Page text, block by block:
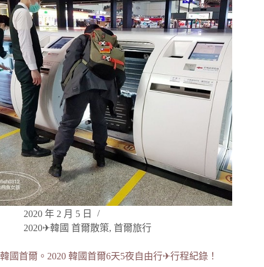
2020 年 2 月 5 日
2020✈韓國 首爾散策, 首爾旅行
韓國首爾。2020 韓國首爾6天5夜自由行✈行程紀錄！